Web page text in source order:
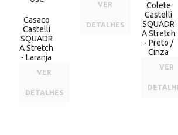
Casaco
Castelli
SQUADR
A Stretch
- Laranja
VER
DETALHES
VER
DETALHES
Colete
Castelli
SQUADR
A Stretch
- Preto /
Cinza
VER